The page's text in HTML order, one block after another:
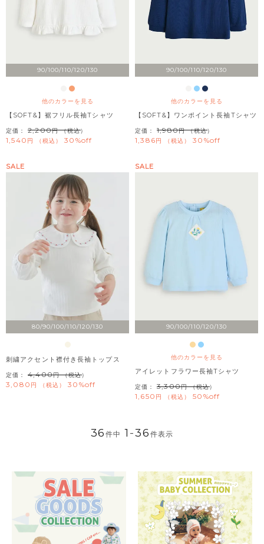
90/100/110/120/130
他のカラーを見る
【SOFT&】裾フリル長袖Tシャツ
定価： 2,200 （税込）
1,540 税込 30%off
90/100/110/120/130
他のカラーを見る
【SOFT&】ワンポイント長袖Tシャツ
定価： 1,980 （税込）
1,386 税込 30%off
80/90/100/110/120/130
SALE
刺繍アクセント襟付き長袖トップス
定価： 4,400 （税込）
3,080 税込 30%off
90/100/110/120/130
他のカラーを見る
SALE
アイレットフラワー長袖Tシャツ
定価： 3,300 （税込）
1,650 税込 50%off
36件中 1 -36 件表示